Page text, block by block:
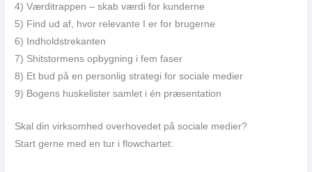
4) Værditrappen – skab værdi for kunderne
5) Find ud af, hvor relevante I er for brugerne
6) Indholdstrekanten
7) Shitstormens opbygning i fem faser
8) Et bud på en personlig strategi for sociale medier
9) Bogens huskelister samlet i én præsentation
Skal din virksomhed overhovedet på sociale medier?
Start gerne med en tur i flowchartet: